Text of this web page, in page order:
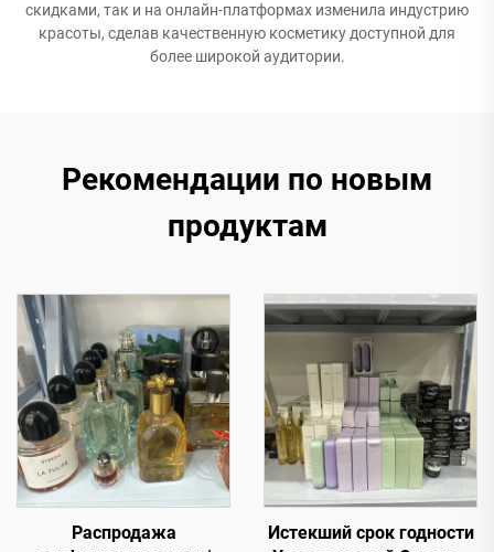
скидками, так и на онлайн-платформах изменила индустрию
красоты, сделав качественную косметику доступной для
более широкой аудитории.
Рекомендации по новым
продуктам
Распродажа
Истекший срок годности